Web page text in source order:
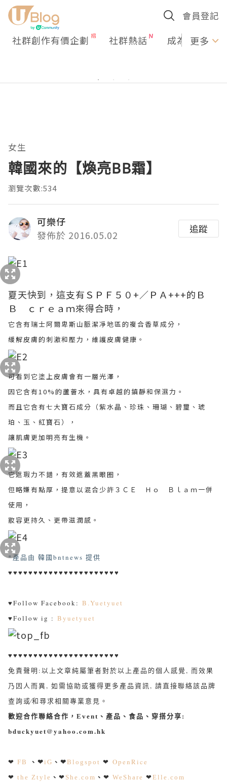
會員登記
社群創作有價企劃 社群熱話 成為U更多
女生
韓國來的【煥亮BB霜】
瀏覽次數:534
可樂仔
發佈於 2016.05.02
追蹤
夏天快到，這支有ＳＰＦ５０+／ＰＡ+++的Ｂ
Ｂ ｃｒｅａｍ來得合時，
它含有瑞士阿爾卑斯山脈潔凈地區的複合香草成分，
緩解皮膚的刺激和壓力，維護皮膚健康。
可看到它塗上皮膚會有一層光澤，
因它含有10%的蘆薈水，具有卓越的鎮靜和保濕力。
而且它含有七大寶石成分（紫水晶、珍珠、珊瑚、碧璽、琥
珀、玉、紅寶石），
讓肌膚更加明亮有生機。
它遮瑕力不錯，有效遮蓋黑眼圈，
但略嫌有點厚，提意以混合少許３ＣＥ Ｈｏ Ｂｌａｍ一併
使用，
妝容更持久、更帶滋潤感。
*產品由 韓國bntnews 提供
♥♥♥♥♥♥♥♥♥♥♥♥♥♥♥♥♥♥♥♥♥♥
♥Follow Facebook: B.Yuetyuet
♥Follow ig : Byuetyuet
♥♥♥♥♥♥♥♥♥♥♥♥♥♥♥♥♥♥♥♥♥♥
免責聲明:以上文章純屬筆者對於以上產品的個人感覺, 而效果
乃因人而異, 如需協助或獲得更多產品資訊, 請直接聯絡該品牌
查詢或∕和尋求相關專業意見。
歡迎合作聯絡合作，Event、產品、食品、穿搭分享 :
bduckyuet@yahoo.com.hk
❤ FB 、 ❤iG 、 ❤Blogspot ❤ OpenRice
❤ the Ztyle 、 ❤ She.com 、 ❤ WeShare ❤ Elle.com